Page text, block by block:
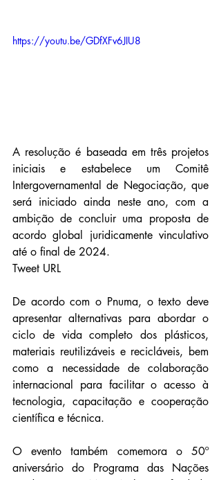
https://youtu.be/GDfXFv6JIU8
A resolução é baseada em três projetos
iniciais e estabelece um Comitê
Intergovernamental de Negociação, que
será iniciado ainda neste ano, com a
ambição de concluir uma proposta de
acordo global juridicamente vinculativo
até o final de 2024.
Tweet URL
De acordo com o Pnuma, o texto deve
apresentar alternativas para abordar o
ciclo de vida completo dos plásticos,
materiais reutilizáveis e recicláveis, bem
como a necessidade de colaboração
internacional para facilitar o acesso à
tecnologia, capacitação e cooperação
científica e técnica.
O evento também comemora o 50º
aniversário do Programa das Nações